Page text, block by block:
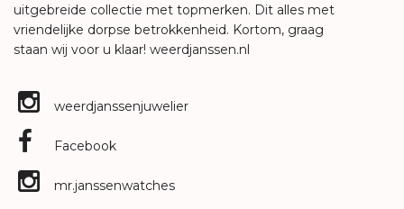
uitgebreide collectie met topmerken. Dit alles met
vriendelijke dorpse betrokkenheid. Kortom, graag
staan wij voor u klaar! weerdjanssen.nl
weerdjanssenjuwelier
Facebook
mr.janssenwatches